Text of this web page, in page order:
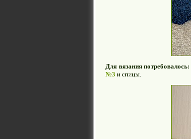
Для вязания потребовалось:
№3 и спицы.